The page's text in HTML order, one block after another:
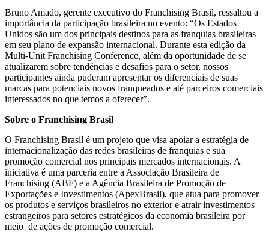
Bruno Amado, gerente executivo do Franchising Brasil, ressaltou a
importância da participação brasileira no evento: “Os Estados
Unidos são um dos principais destinos para as franquias brasileiras
em seu plano de expansão internacional. Durante esta edição da
Multi-Unit Franchising Conference, além da oportunidade de se
atualizarem sobre tendências e desafios para o setor, nossos
participantes ainda puderam apresentar os diferenciais de suas
marcas para potenciais novos franqueados e até parceiros comerciais
interessados no que temos a oferecer”.
Sobre o Franchising Brasil
O Franchising Brasil é um projeto que visa apoiar a estratégia de
internacionalização das redes brasileiras de franquias e sua
promoção comercial nos principais mercados internacionais. A
iniciativa é uma parceria entre a Associação Brasileira de
Franchising (ABF) e a Agência Brasileira de Promoção de
Exportações e Investimentos (ApexBrasil), que atua para promover
os produtos e serviços brasileiros no exterior e atrair investimentos
estrangeiros para setores estratégicos da economia brasileira por
meio de ações de promoção comercial.